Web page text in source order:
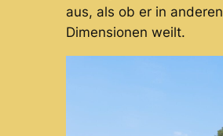
aus, als ob er in anderen
Dimensionen weilt.